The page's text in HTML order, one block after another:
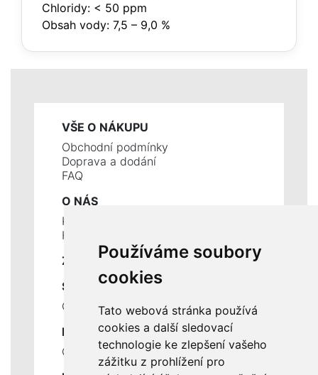
Používáme soubory
cookies
Tato webová stránka používá
cookies a další sledovací
technologie ke zlepšení vašeho
zážitku z prohlížení pro
Chloridy: < 50 ppm
Obsah vody: 7,5 – 9,0 %
VŠE O NÁKUPU
Obchodní podmínky
Doprava a dodání
FAQ
O NÁS
Kontakty
Historie a současnost
ZÁKLADNÍ ÚDAJE
SLUŽBY
Ceník servisních prací
DŮLEŽITÉ INFORMACE
Ochrana osobních údajů